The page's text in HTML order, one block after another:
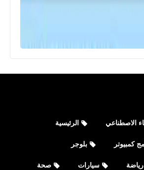
الجولة السادسة من الدوري
الاصطناعي الرئيسية
كمبيوتر بلوجر
رياضة سيارات صحة